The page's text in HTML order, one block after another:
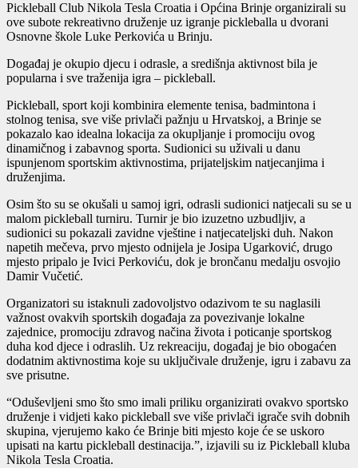
Pickleball Club Nikola Tesla Croatia i Općina Brinje organizirali su
ove subote rekreativno druženje uz igranje pickleballa u dvorani
Osnovne škole Luke Perkovića u Brinju.
Događaj je okupio djecu i odrasle, a središnja aktivnost bila je
popularna i sve traženija igra – pickleball.
Pickleball, sport koji kombinira elemente tenisa, badmintona i
stolnog tenisa, sve više privlači pažnju u Hrvatskoj, a Brinje se
pokazalo kao idealna lokacija za okupljanje i promociju ovog
dinamičnog i zabavnog sporta. Sudionici su uživali u danu
ispunjenom sportskim aktivnostima, prijateljskim natjecanjima i
druženjima.
Osim što su se okušali u samoj igri, odrasli sudionici natjecali su se u
malom pickleball turniru. Turnir je bio izuzetno uzbudljiv, a
sudionici su pokazali zavidne vještine i natjecateljski duh. Nakon
napetih mečeva, prvo mjesto odnijela je Josipa Ugarković, drugo
mjesto pripalo je Ivici Perkoviću, dok je brončanu medalju osvojio
Damir Vučetić.
Organizatori su istaknuli zadovoljstvo odazivom te su naglasili
važnost ovakvih sportskih događaja za povezivanje lokalne
zajednice, promociju zdravog načina života i poticanje sportskog
duha kod djece i odraslih. Uz rekreaciju, događaj je bio obogaćen
dodatnim aktivnostima koje su uključivale druženje, igru i zabavu za
sve prisutne.
“Oduševljeni smo što smo imali priliku organizirati ovakvo sportsko
druženje i vidjeti kako pickleball sve više privlači igrače svih dobnih
skupina, vjerujemo kako će Brinje biti mjesto koje će se uskoro
upisati na kartu pickleball destinacija.”, izjavili su iz Pickleball kluba
Nikola Tesla Croatia.